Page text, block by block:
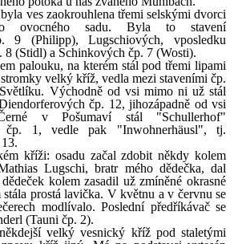
ves zaokrouhlena třemi selskými dvorci
ovocného sadu. Byla to stavení
9 (Philipp), Lugschiových, vposledku
8 (Stidl) a Schinkových čp. 7 (Wosti).
palouku, na kterém stál pod třemi lipami
velký kříž, vedla mezi staveními čp.
Východně od vsi mimo ni už stál
čp. 12, jihozápadně od vsi
v Pošumaví stál "Schullerhof"
čp. 1, vedle pak "Inwohnerhäusl", tj.
kříži: osadu začal zdobit někdy kolem
Lugschi, bratr mého dědečka, dal
kolem zasadil už zmíněné okrasné
stála prostá lavička. V květnu a v červnu se
modlívalo. Poslední předříkávač se
(Tauni čp. 2).
velký vesnický kříž pod staletými